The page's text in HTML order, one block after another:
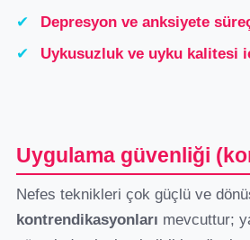
✔
Depresyon ve anksiyete
✔
Uykusuzluk ve uyku kalitesi
Uygulama güvenliği
Nefes teknikleri çok güçlü ve
kontrendikasyonları mevcuttur;